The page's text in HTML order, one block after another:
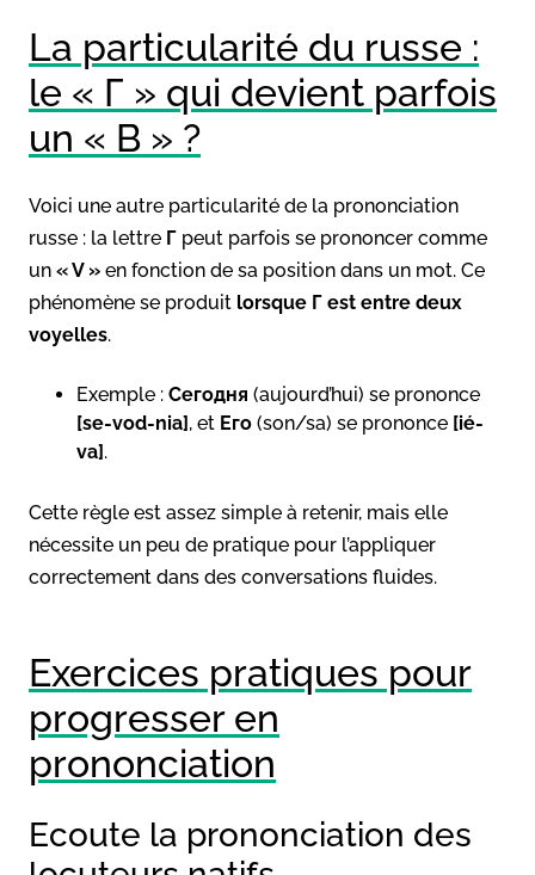
La particularité du russe :
le « Г » qui devient parfois
un « В » ?
Voici une autre particularité de la prononciation
russe : la lettre Г peut parfois se prononcer comme
un « V » en fonction de sa position dans un mot. Ce
phénomène se produit lorsque Г est entre deux
voyelles.
Exemple : Сегодня (aujourd’hui) se prononce
[se-vod-nia], et Его (son/sa) se prononce [ié-
va].
Cette règle est assez simple à retenir, mais elle
nécessite un peu de pratique pour l’appliquer
correctement dans des conversations fluides.
Exercices pratiques pour
progresser en
prononciation
Ecoute la prononciation des